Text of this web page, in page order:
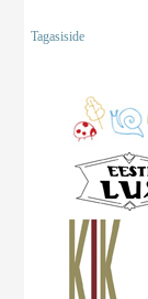
Tagasiside